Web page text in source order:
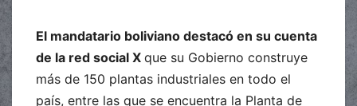
El mandatario boliviano destacó en su cuenta
de la red social X que su Gobierno construye
más de 150 plantas industriales en todo el
país, entre las que se encuentra la Planta de